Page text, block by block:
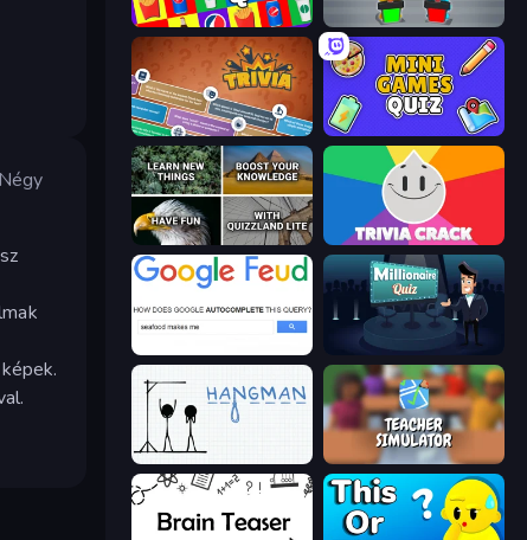
Logo Quiz: Game World Trivia Guess Their Answer
Trivia Mini Games Quiz
QuizzLand Trivia Trivia Crack
Millionaire Quiz
Hangman Teacher Simulator